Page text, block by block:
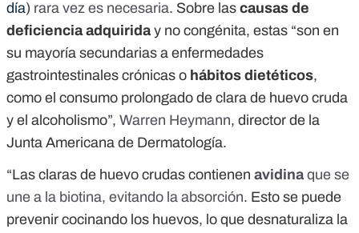
día) rara vez es necesaria. Sobre las causas de
deficiencia adquirida y no congénita, estas “son en
su mayoría secundarias a enfermedades
gastrointestinales crónicas o hábitos dietéticos,
como el consumo prolongado de clara de huevo cruda
y el alcoholismo”, Warren Heymann, director de la
Junta Americana de Dermatología.
“Las claras de huevo crudas contienen avidina que se
une a la biotina, evitando la absorción. Esto se puede
prevenir cocinando los huevos, lo que desnaturaliza la